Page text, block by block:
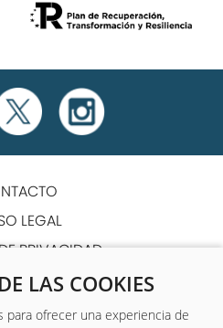
LAS COOKIES
para ofrecer una experiencia de
LEGAL
PRIVACIDAD
DE COOKIES
CONDICIONES